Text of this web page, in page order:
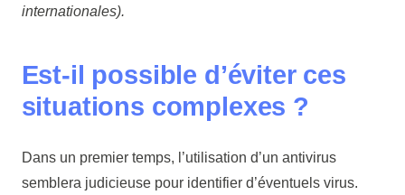
internationales).
Est-il possible d’éviter ces
situations complexes ?
Dans un premier temps, l’utilisation d’un antivirus
semblera judicieuse pour identifier d’éventuels virus.